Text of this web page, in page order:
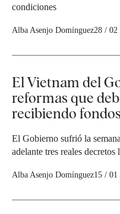
condiciones
Alba Asenjo Domínguez28 / 02
El Vietnam del
reformas que
recibiendo
El Gobierno sufrió la
adelante tres reales
Alba Asenjo Domínguez15 / 01